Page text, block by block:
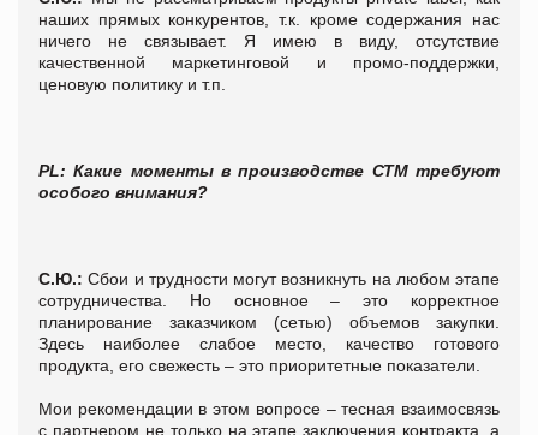
наших прямых конкурентов, т.к. кроме содержания нас
ничего не связывает. Я имею в виду, отсутствие
качественной маркетинговой и промо-поддержки,
ценовую политику и т.п.
PL: Какие моменты в производстве СТМ требуют
особого внимания?
С.Ю.:Сбои и трудности могут возникнуть на любом этапе
сотрудничества. Но основное – это корректное
планирование заказчиком (сетью) объемов закупки.
Здесь наиболее слабое место, качество готового
продукта, его свежесть – это приоритетные показатели.
Мои рекомендации в этом вопросе – тесная взаимосвязь
с партнером не только на этапе заключения контракта, а